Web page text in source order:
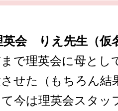
英会 りえ先生（仮
で理英会に母とし
せた（もちろん結
今は理英会スタッ